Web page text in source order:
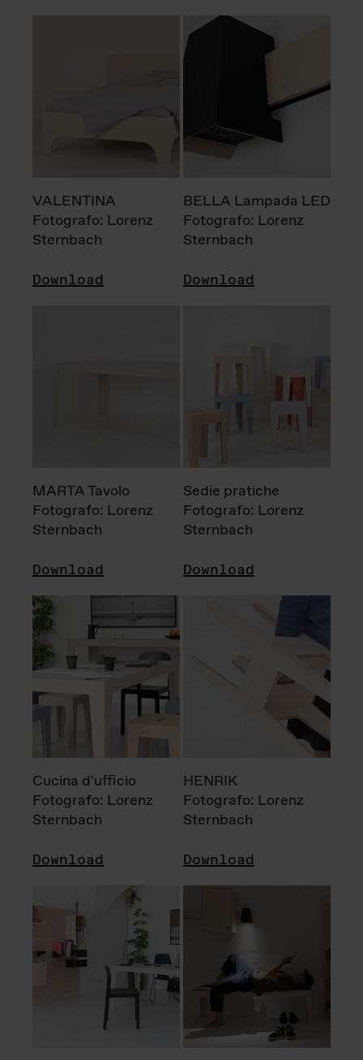
VALENTINA
Fotografo: Lorenz
Sternbach
Download
BELLA Lampada LED
Fotografo: Lorenz
Sternbach
Download
MARTA Tavolo
Fotografo: Lorenz
Sternbach
Download
Sedie pratiche
Fotografo: Lorenz
Sternbach
Download
Cucina d'ufficio
Fotografo: Lorenz
Sternbach
Download
HENRIK
Fotografo: Lorenz
Sternbach
Download